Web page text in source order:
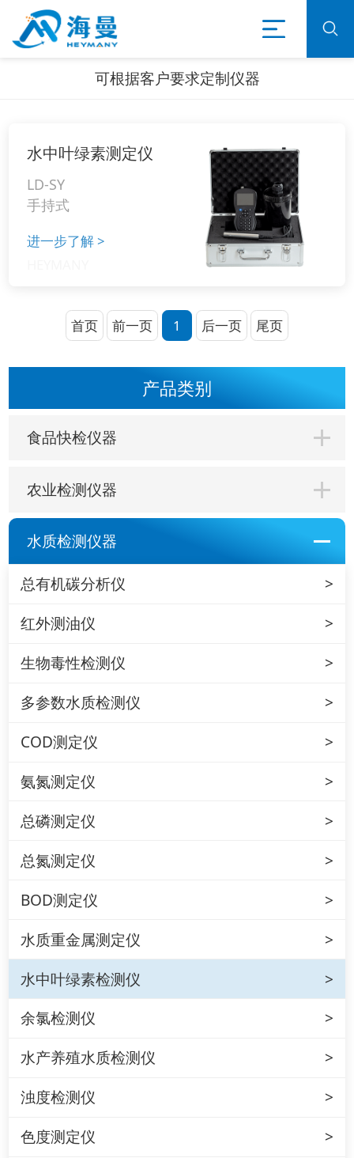
可根据客户要求定制仪器
产品类别
食品快检仪器
农业检测仪器
水质检测仪器
总有机碳分析仪
红外测油仪
生物毒性检测仪
多参数水质检测仪
COD测定仪
氨氮测定仪
总磷测定仪
总氮测定仪
BOD测定仪
水质重金属测定仪
水中叶绿素检测仪
余氯检测仪
水产养殖水质检测仪
浊度检测仪
色度测定仪
水中叶绿素测定仪
LD-SY
手持式
进一步了解>
首页 前一页 1 后一页 尾页